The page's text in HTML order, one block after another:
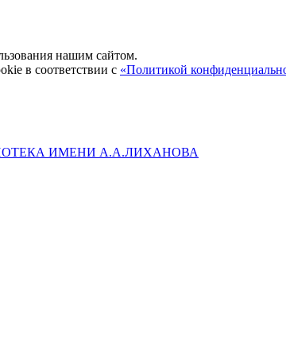
нашим сайтом.
в соответствии с «Политикой
ИМЕНИ А.А.ЛИХАНОВА